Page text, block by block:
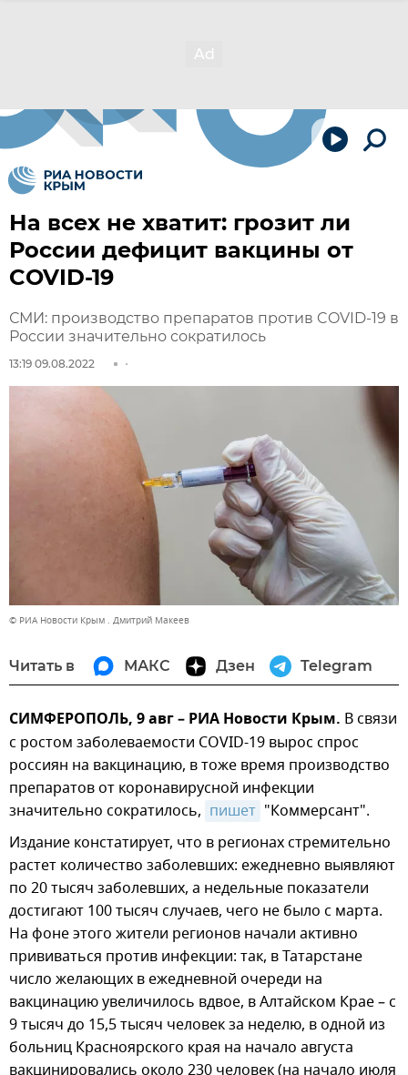
На всех не хватит: грозит ли
России дефицит вакцины от
COVID-19
СМИ: производство препаратов против COVID-19 в
России значительно сократилось
13:19 09.08.2022
© РИА Новости Крым . Дмитрий Макеев
Читать в МАКС Дзен Telegram
СИМФЕРОПОЛЬ, 9 авг – РИА Новости Крым. В связи
с ростом заболеваемости COVID-19 вырос спрос
россиян на вакцинацию, в тоже время производство
препаратов от коронавирусной инфекции
значительно сократилось, пишет "Коммерсант".
Издание констатирует, что в регионах стремительно
растет количество заболевших: ежедневно выявляют
по 20 тысяч заболевших, а недельные показатели
достигают 100 тысяч случаев, чего не было с марта.
На фоне этого жители регионов начали активно
прививаться против инфекции: так, в Татарстане
число желающих в ежедневной очереди на
вакцинацию увеличилось вдвое, в Алтайском Крае – с
9 тысяч до 15,5 тысяч человек за неделю, в одной из
больниц Красноярского края на начало августа
вакцинировались около 230 человек (на начало июля